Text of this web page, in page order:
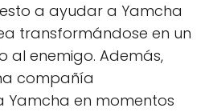
a ayudar a Yamcha
transformándose en un
al enemigo. Además,
compañía
en momentos